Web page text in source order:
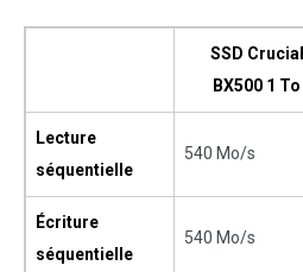
SSD Crucial
BX500 1 To
Lecture
séquentielle
540 Mo/s
Écriture
séquentielle
540 Mo/s